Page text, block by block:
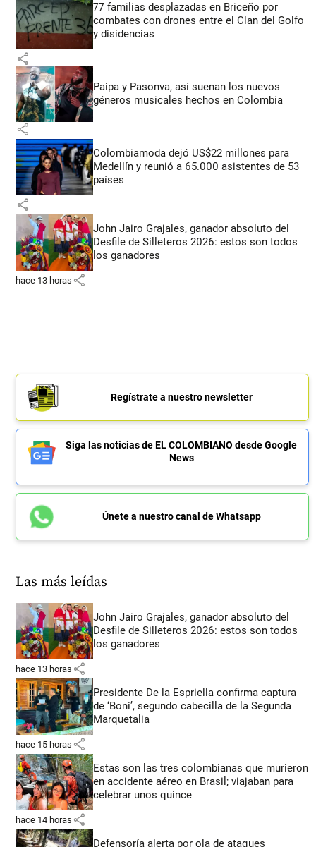
77 familias desplazadas en Briceño por
combates con drones entre el Clan del Golfo
y disidencias
share
Paipa y Pasonva, así suenan los nuevos
géneros musicales hechos en Colombia
share
Colombiamoda dejó US$22 millones para
Medellín y reunió a 65.000 asistentes de 53
países
share
John Jairo Grajales, ganador absoluto del
Desfile de Silleteros 2026: estos son todos
los ganadores
hace 13 horas share
Regístrate a nuestro newsletter
Siga las noticias de EL COLOMBIANO desde Google
News
Únete a nuestro canal de Whatsapp
Las más leídas
John Jairo Grajales, ganador absoluto del
Desfile de Silleteros 2026: estos son todos
los ganadores
hace 13 horas share
Presidente De la Espriella confirma captura
de ‘Boni’, segundo cabecilla de la Segunda
Marquetalia
hace 15 horas share
Estas son las tres colombianas que murieron
en accidente aéreo en Brasil; viajaban para
celebrar unos quince
hace 14 horas share
Defensoría alerta por ola de ataques